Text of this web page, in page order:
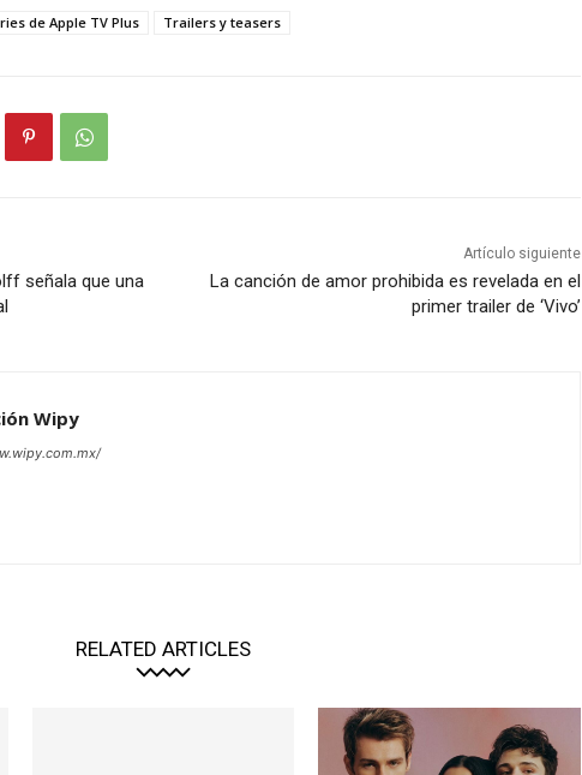
de Apple TV Plus Trailers y teasers
señala que una
Artículo siguiente
La canción de amor prohibida es revelada en el
primer trailer de ‘Vivo’
Wipy
RELATED ARTICLES